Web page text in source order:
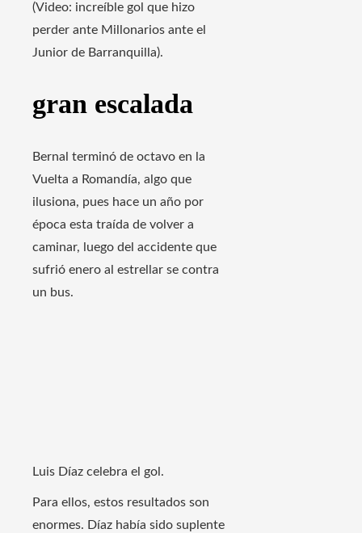
(Video: increíble gol que hizo
perder ante Millonarios ante el
Junior de Barranquilla).
gran escalada
Bernal terminó de octavo en la
Vuelta a Romandía, algo que
ilusiona, pues hace un año por
época esta traída de volver a
caminar, luego del accidente que
sufrió enero al estrellar se contra
un bus.
Luis Díaz celebra el gol.
Para ellos, estos resultados son
enormes. Díaz había sido suplente